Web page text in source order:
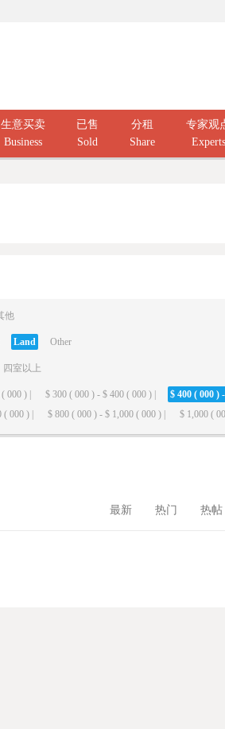
生意买卖
Business
已售
Sold
分租
Share
专家观
Experts
他
Land Other
四室以上
000 ) | $ 300 ( 000 ) - $ 400 ( 000 ) |
$ 400 ( 000 )
000 ) | $ 800 ( 000 ) - $ 1,000 ( 000 ) | $ 1,000 (
最新 热门 热帖